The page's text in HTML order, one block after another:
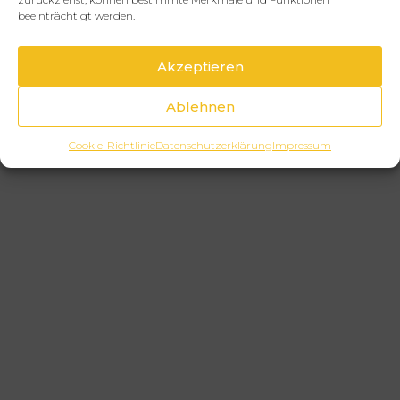
beeinträchtigt werden.
Akzeptieren
Ablehnen
Cookie-RichtlinieDatenschutzerklärungImpressum